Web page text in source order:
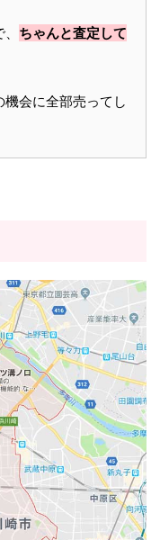
ちゃんと査定して
会に全部売ってし